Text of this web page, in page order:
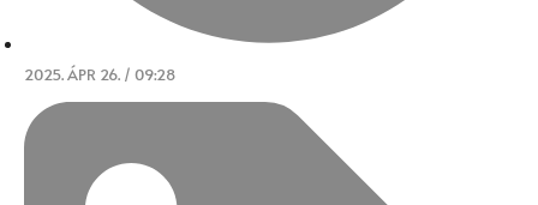
2025. ÁPR 26. / 09:28